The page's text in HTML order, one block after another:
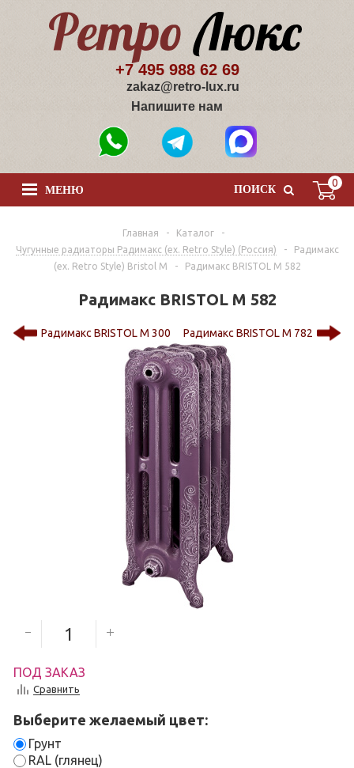
+7 495 988 62 69
zakaz@retro-lux.ru
Напишите нам
0
ПОИСК
МЕНЮ
Главная - Каталог
-
Чугунные радиаторы Радимакс (ex. Retro Style) (Россия)
-
Радимакс
(ex. Retro Style) Bristol M
- Радимакс BRISTOL M 582
Радимакс BRISTOL M 582
Радимакс BRISTOL M 300 Радимакс BRISTOL M 782
ПОД ЗАКАЗ
Сравнить
Выберите желаемый цвет:
Грунт
RAL (глянец)